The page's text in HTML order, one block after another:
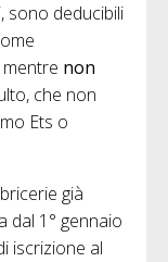
sono deducibili
non
che non
Ets o
già
dal 1° gennaio
iscrizione al